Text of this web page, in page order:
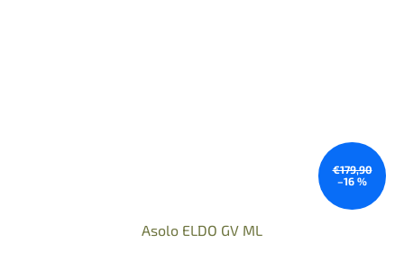
€179,90
–16 %
Asolo ELDO GV ML